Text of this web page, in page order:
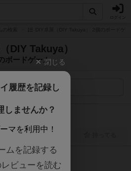
DIY Takuya）
ボードゲーム
検索メニュー
ス（Curling dice!）
）
12歳～ 2018年～
閉じる
履歴を記録し
しませんか？
マを利用中！
ムを記録する
ビューを読む